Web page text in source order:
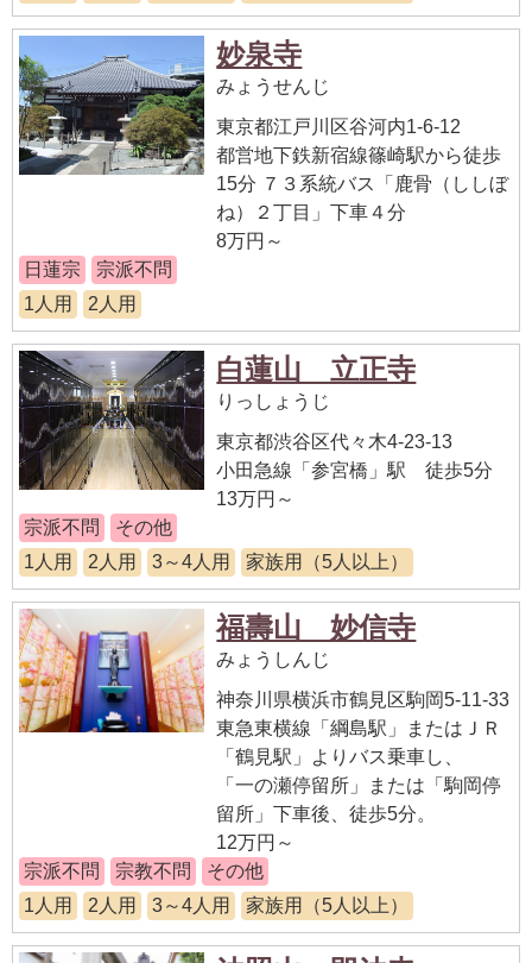
妙泉寺
みょうせんじ
東京都江戸川区谷河内1-6-12
都営地下鉄新宿線篠崎駅から徒歩
15分 ７３系統バス「鹿骨（ししぼ
ね）２丁目」下車４分
8万円～
日蓮宗
宗派不問
1人用
2人用
白蓮山 立正寺
りっしょうじ
東京都渋谷区代々木4-23-13
小田急線「参宮橋」駅 徒歩5分
13万円～
宗派不問
その他
1人用
2人用 3～4人用 家族用（5人以上）
福壽山 妙信寺
みょうしんじ
神奈川県横浜市鶴見区駒岡5-11-33
東急東横線「綱島駅」またはＪＲ
「鶴見駅」よりバス乗車し、
「一の瀬停留所」または「駒岡停
留所」下車後、徒歩5分。
12万円～
宗派不問
宗教不問
その他
1人用
2人用 3～4人用 家族用（5人以上）